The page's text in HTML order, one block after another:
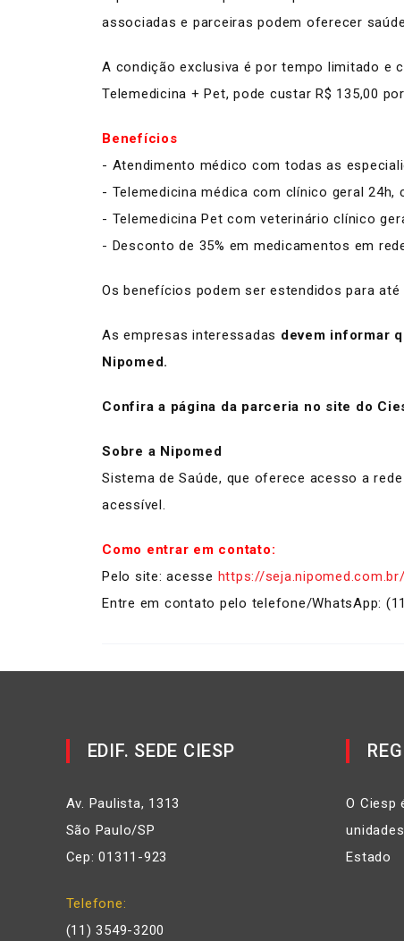
associadas e parceiras podem oferecer
A condição exclusiva é por tempo limitado e
Telemedicina + Pet, pode custar R$ 135,00
Benefícios
- Atendimento médico com todas as
- Telemedicina médica com clínico geral
- Telemedicina Pet com veterinário clínico
- Desconto de 35% em medicamentos em
Os benefícios podem ser estendidos para
As empresas interessadas devem informar
Nipomed.
Confira a página da parceria no site do
Sobre a Nipomed
Sistema de Saúde, que oferece acesso a
acessível.
Como entrar em contato:
Pelo site: acesse https://
Entre em contato pelo telefone/WhatsApp:
EDIF. SEDE CIESP
Av. Paulista, 1313
São Paulo/SP
Cep: 01311-923
Telefone
(11) 3549-3200
O Ciesp
Estado